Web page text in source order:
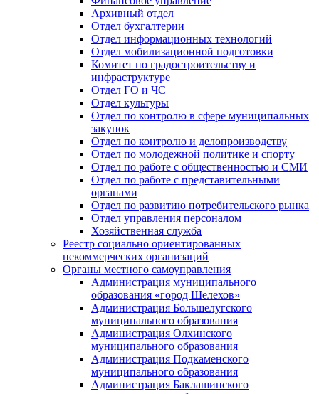
Архивный отдел
Отдел бухгалтерии
Отдел информационных технологий
Отдел мобилизационной подготовки
Комитет по градостроительству и
инфраструктуре
Отдел ГО и ЧС
Отдел культуры
Отдел по контролю в сфере муниципальных
закупок
Отдел по контролю и делопроизводству
Отдел по молодежной политике и спорту
Отдел по работе с общественностью и СМИ
Отдел по работе с представительными
органами
Отдел по развитию потребительского рынка
Отдел управления персоналом
Хозяйственная служба
Реестр социально ориентированных
некоммерческих организаций
Органы местного самоуправления
Администрация муниципального
образования «город Шелехов»
Администрация Большелугского
муниципального образования
Администрация Олхинского
муниципального образования
Администрация Подкаменского
муниципального образования
Администрация Баклашинского